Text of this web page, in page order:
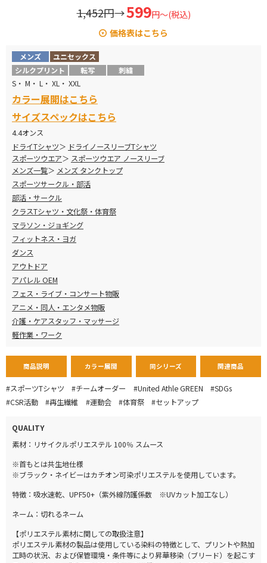
1,452円→599円～(税込)
価格表はこちら
サイズ
S ～ XL
XXL 1,452 円
メンズ
ユニセックス
シルクプリント
転写 刺繍
S・ M・ L・ XL・ XXL
カラー展開はこちら
サイズスペックはこちら
4.4オンス
ドライTシャツ
ドライノースリーブTシャツ
スポーツウエア
スポーツウエア ノースリーブ
メンズ一覧
メンズ タンクトップ
スポーツサークル・部活
部活・サークル
クラスTシャツ・文化祭・体育祭
マラソン・ジョギング
フィットネス・ヨガ
ダンス
アウトドア
アパレル OEM
フェス・ライブ・コンサート物販
アニメ・同人・エンタメ物販
介護・ケアスタッフ・マッサージ
軽作業・ワーク
商品説明 カラー展開 同シリーズ 関連商品
#スポーツTシャツ #チームオーダー #United Athle GREEN
#SDGs
#CSR活動
#再生繊維 #運動会 #体育祭 #セットアップ
QUALITY
素材：リサイクルポリエステル 100％ スムース
※首もとは共生地仕様
※ブラック・ネイビーはカチオン可染ポリエステルを使用しています。
特徴：吸水速乾、UPF50+（紫外線防護係数 ※UVカット加工なし）
ネーム：切れるネーム
【ポリエステル素材に関しての取扱注意】
ポリエステル素材の製品は使用している染料の特徴として、プリントや熱加
工時の状況、および保管環境・条件等により昇華移染（ブリード）を起こす